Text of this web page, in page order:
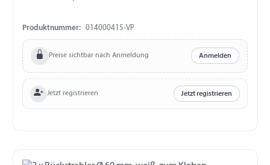
Produktnummer: 014000415-VP
Preise sichtbar nach Anmeldung Anmelden
Jetzt registrieren Jetzt registrieren